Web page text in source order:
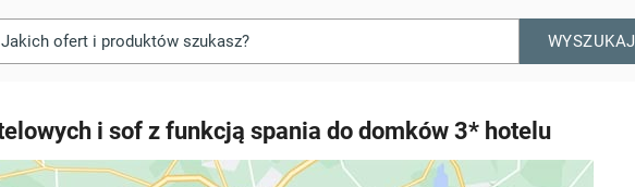
WYSZUKAJ
i sof z funkcją spania do domków 3* hotelu